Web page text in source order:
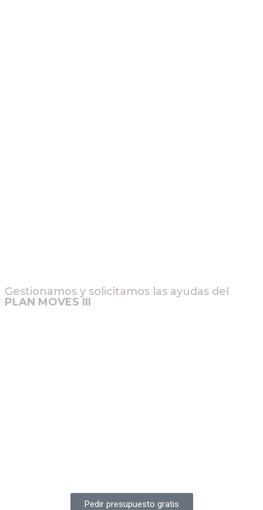
Gestionamos y solicitamos las ayudas del
PLAN MOVES III
Pedir presupuesto gratis